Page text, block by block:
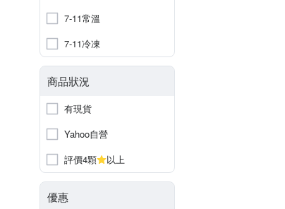
7-11常溫
7-11冷凍
商品狀況
有現貨
Yahoo自營
評價4顆
以上
優惠